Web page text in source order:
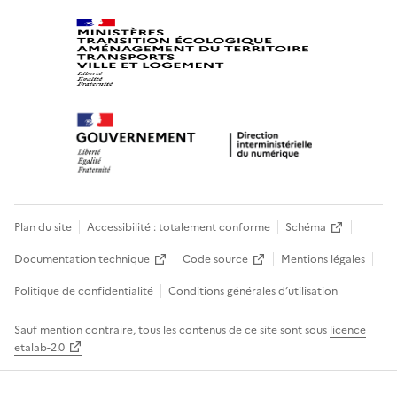
Plan du site Accessibilité : totalement conforme
Schéma
Documentation technique
Code source
Mentions légales
Politique de confidentialité
Conditions générales d’utilisation
Sauf mention contraire, tous les contenus de ce site sont sous licence
etalab-2.0